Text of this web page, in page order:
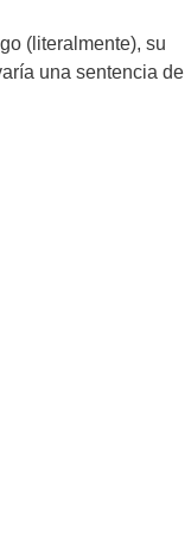
(literalmente), su
una sentencia de